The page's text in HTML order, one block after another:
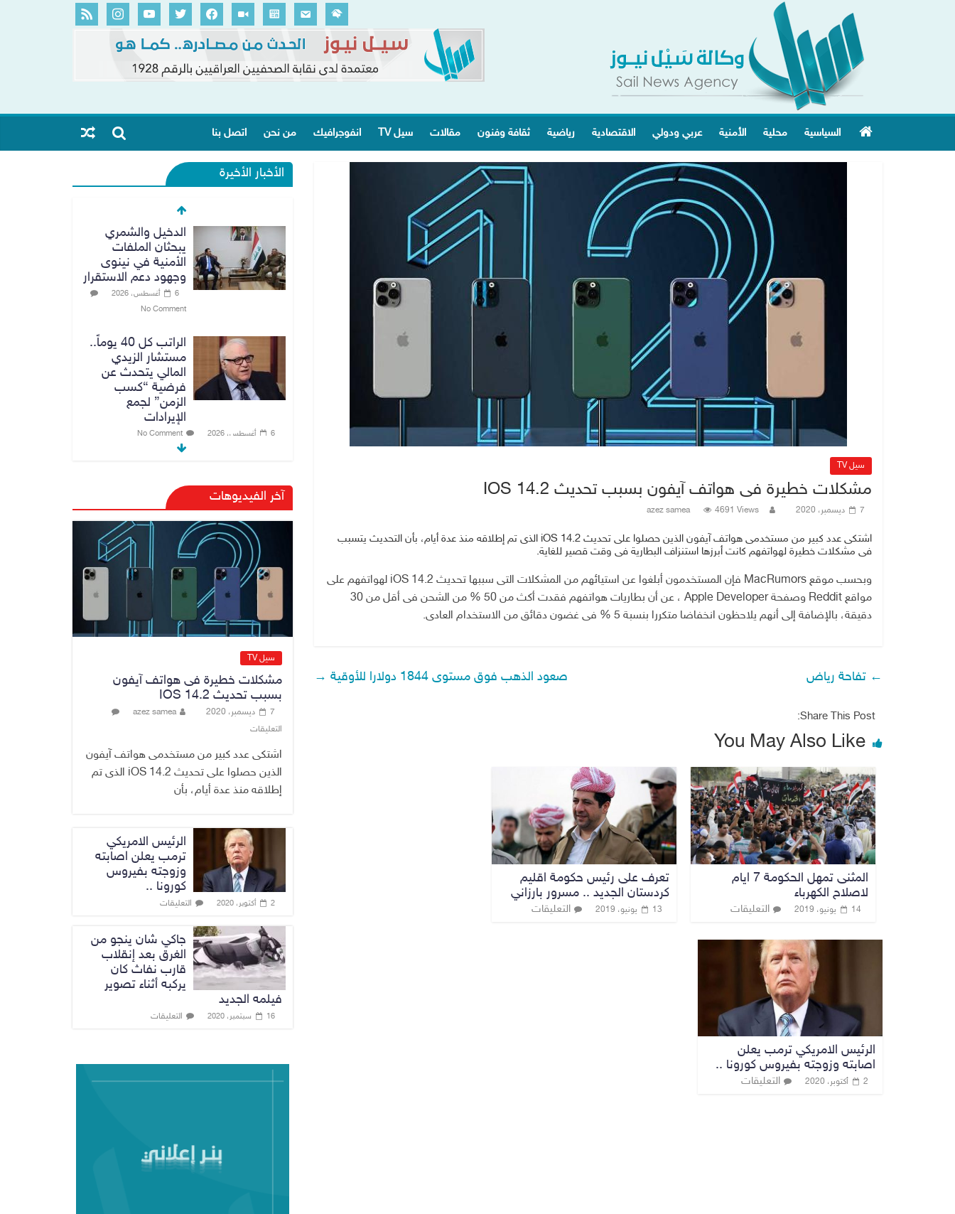
السياسية محلية الأمنية عربي ودولي الاقتصادية رياضية ثقافة وفنون مقالات سيل TV انفوجرافيك من نحن اتصل بنا
سيل TV
مشكلات خطيرة فى هواتف آيفون بسبب تحديث IOS 14.2
7 ديسمبر، 2020 azez samea 4691 Views
اشتكى عدد كبير من مستخدمى هواتف آيفون الذين حصلوا على تحديث iOS 14.2 الذى تم إطلاقه منذ عدة أيام، بأن التحديث يتسبب
فى مشكلات خطيرة لهواتفهم كانت أبرزها استنزاف البطارية فى وقت قصير للغاية.
وبحسب موقع MacRumors فإن المستخدمون أبلغوا عن استيائهم من المشكلات التى سببها تحديث iOS 14.2 لهواتفهم على
مواقع Reddit وصفحة Apple Developer ، عن أن بطاريات هواتفهم فقدت أكث من 50 % من الشحن فى أقل من 30
دقيقة، بالإضافة إلى أنهم يلاحظون انخفاضا متكررا بنسبة 5 % فى غضون دقائق من الاستخدام العادى.
← تفاحة رياض صعود الذهب فوق مستوى 1844 دولارا للأوقية →
Share This Post:
You May Also Like
المثنى تمهل الحكومة 7 ايام
لاصلاح الكهرباء
14 يونيو، 2019 التعليقات
تعرف على رئيس حكومة اقليم
كردستان الجديد .. مسرور بارزاني
13 يونيو، 2019 التعليقات
الرئيس الامريكي ترمب يعلن
اصابته وزوجته بفيروس كورونا ..
2 أكتوبر، 2020 التعليقات
الأخبار الأخيرة
الدخيل والشمري
يبحثان الملفات
الأمنية في نينوى
وجهود دعم الاستقرار
6 أغسطس، 2026
No Comment
الراتب كل 40 يوماً..
مستشار الزيدي
المالي يتحدث عن
فرضية “كسب
الزمن” لجمع
الإيرادات
6 أغسطس، 2026 No Comment
بشأن الوزارات
الشاغرة لحين تسمية
الوزراء
No Comment
هيئة الإعلام
والاتصالات تعتمد
رقمية موثوقة لدعم
الاقتصاد الرقمي
رئيس هيئة النزاهة:
لا مظلة تحمي
العام أمانة
No Comment
آخر الفيديوهات
سيل TV
مشكلات خطيرة فى هواتف آيفون
بسبب تحديث IOS 14.2
7 ديسمبر، 2020
azez samea
التعليقات
اشتكى عدد كبير من مستخدمى هواتف آيفون
الذين حصلوا على تحديث iOS 14.2 الذى تم
إطلاقه منذ عدة أيام، بأن
الرئيس الامريكي
ترمب يعلن اصابته
وزوجته بفيروس
كورونا ..
2 أكتوبر، 2020 التعليقات
جاكي شان ينجو من
الغرق بعد إنقلاب
قارب نفاث كان
يركبه أثناء تصوير
فيلمه الجديد
16 سبتمبر، 2020 التعليقات